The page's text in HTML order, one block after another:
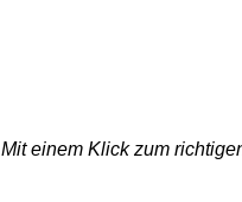
Mit einem Klick zum